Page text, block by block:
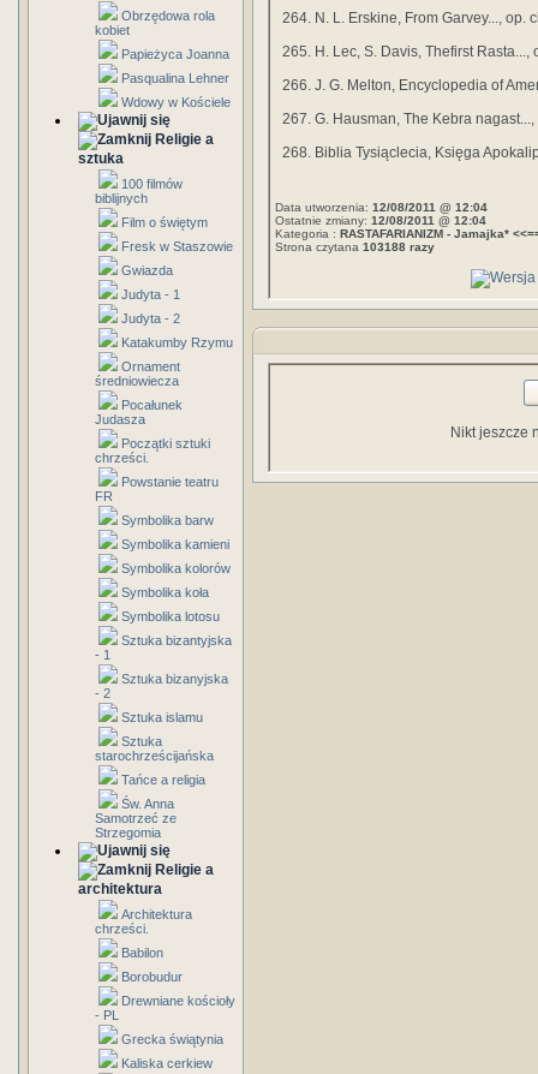
Obrzędowa rola
kobiet
Papieżyca Joanna
Pasqualina Lehner
Wdowy w Kościele
Religie a
sztuka
100 filmów
biblijnych
Film o świętym
Fresk w Staszowie
Gwiazda
Judyta - 1
Judyta - 2
Katakumby Rzymu
Ornament
średniowiecza
Pocałunek
Judasza
Początki sztuki
chrześci.
Powstanie teatru
FR
Symbolika barw
Symbolika kamieni
Symbolika kolorów
Symbolika koła
Symbolika lotosu
Sztuka bizantyjska
- 1
Sztuka bizanyjska
- 2
Sztuka islamu
Sztuka
starochrześcijańska
Tańce a religia
Św. Anna
Samotrzeć ze
Strzegomia
Religie a
architektura
Architektura
chrześci.
Babilon
Borobudur
Drewniane kościoły
- PL
Grecka świątynia
Kaliska cerkiew
264. N. L. Erskine, From Garvey..., op.
265. H. Lec, S. Davis, Thefirst Rasta...,
266. J. G. Melton, Encyclopedia of
267. G. Hausman, The Kebra
268. Biblia Tysiąclecia, Księga
Data utworzenia: 12/08/2011 @ 12:04
Ostatnie zmiany: 12/08/2011 @ 12:04
Kategoria : RASTAFARIANIZM - Jamajka*
Strona czytana 103188 razy
Nikt jeszcze